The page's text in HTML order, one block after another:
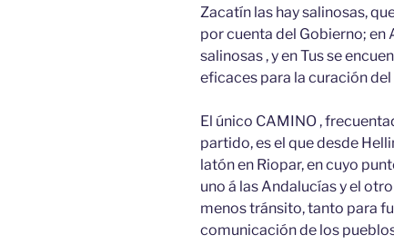
Zacatín las hay salinosas,
por cuenta del Gobierno; en
salinosas , y en Tus se
eficaces para la curación
El único CAMINO ,
partido, es el que desde
latón en Riopar, en cuyo
uno á las Andalucías y el
menos tránsito, tanto para
comunicación de los